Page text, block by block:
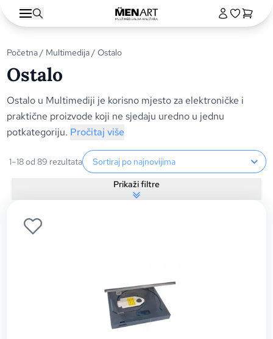
Početna/ Multimedija/ Ostalo
Ostalo
Ostalo u Multimediji je korisno mjesto za elektroničke i
praktične proizvode koji ne sjedaju uredno u jednu
potkategoriju. Pročitaj više
1–18 od 89 rezultataSortiranje proizvoda
Prikaži filtre